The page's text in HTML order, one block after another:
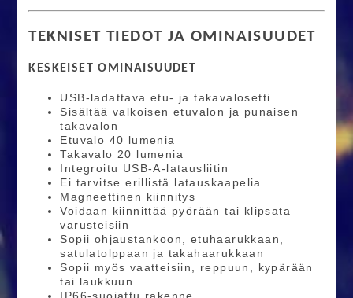
TEKNISET TIEDOT JA OMINAISUUDET
KESKEISET OMINAISUUDET
USB-ladattava etu- ja takavalosetti
Sisältää valkoisen etuvalon ja punaisen
takavalon
Etuvalo 40 lumenia
Takavalo 20 lumenia
Integroitu USB-A-latausliitin
Ei tarvitse erillistä latauskaapelia
Magneettinen kiinnitys
Voidaan kiinnittää pyörään tai klipsata
varusteisiin
Sopii ohjaustankoon, etuhaarukkaan,
satulatolppaan ja takahaarukkaan
Sopii myös vaatteisiin, reppuun, kypärään
tai laukkuun
IP66-suojattu rakenne